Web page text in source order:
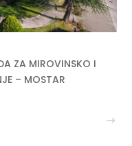
ZA MIROVINSKO I
– MOSTAR